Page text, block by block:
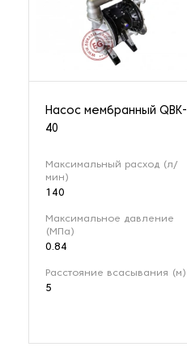
Насос мембранный QBK-
40
Максимальный расход (л/
мин)
140
Максимальное давление
(МПа)
0.84
Расстояние всасывания (м)
5